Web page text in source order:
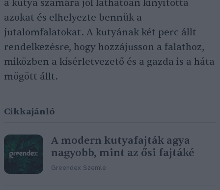
a kutya számára jól láthatóan kinyitotta
azokat és elhelyezte bennük a
jutalomfalatokat. A kutyának két perc állt
rendelkezésre, hogy hozzájusson a falathoz,
miközben a kísérletvezető és a gazda is a háta
mögött állt.
Cikkajánló
A modern kutyafajták agya
nagyobb, mint az ősi fajtáké
Greendex Szemle